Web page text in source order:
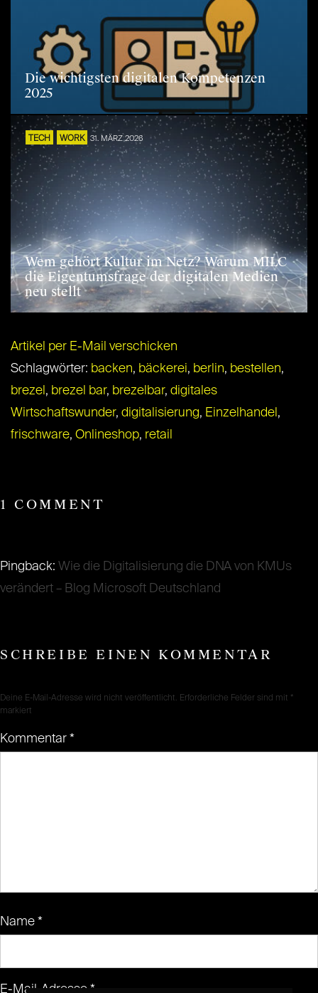
Die wichtigsten digitalen Kompetenzen
2025
TECH WORK 31. MÄRZ 2026
Wem gehört Kultur im Netz? Warum MILC
die Eigentumsfrage der digitalen Medien
neu stellt
Artikel per E-Mail verschicken
Schlagwörter: backen, bäckerei, berlin, bestellen,
brezel , brezel bar, brezelbar, digitales
Wirtschaftswunder, digitalisierung, Einzelhandel ,
frischware, Onlineshop, retail
1 COMMENT
Pingback: Wie die Digitalisierung die DNA von KMUs
verändert – Blog Microsoft Deutschland
SCHREIBE EINEN KOMMENTAR
Deine E-Mail-Adresse wird nicht veröffentlicht. Erforderliche Felder sind mit *
markiert
Kommentar *
Name *
E-Mail-Adresse *